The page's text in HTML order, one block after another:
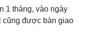
1 tháng, vào ngày
cũng được bàn giao